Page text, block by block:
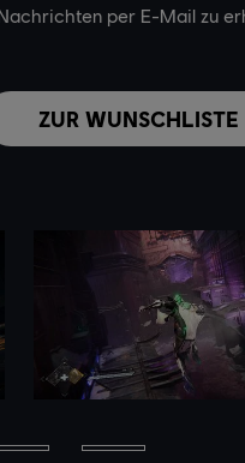
per E-Mail zu
ZUR